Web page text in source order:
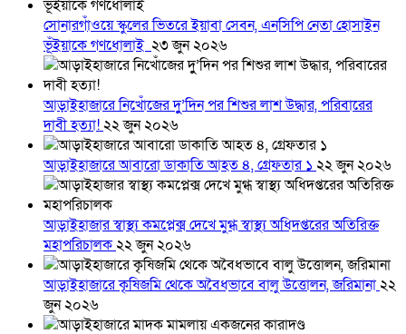
সোনারগাঁওয়ে স্কুলের ভিতরে ইয়াবা সেবন, এনসিপি নেতা হোসাইন
ভূঁইয়াকে গণধোলাই ২৩ জুন ২০২৬
আড়াইহাজারে নিখোঁজের দুু’দিন পর শিশুর লাশ উদ্ধার, পরিবারের
দাবী হত্যা!২২ জুন ২০২৬
আড়াইহাজারে আবারো ডাকাতি আহত ৪, গ্রেফতার ১ ২২ জুন ২০২৬
আড়াইহাজার স্বাস্থ্য কমপ্লেক্স দেখে মুগ্ধ স্বাস্থ্য অধিদপ্তরের অতিরিক্ত
মহাপরিচালক২২ জুন ২০২৬
আড়াইহাজারে কৃষিজমি থেকে অবৈধভাবে বালু উত্তোলন, জরিমানা২২
জুন ২০২৬